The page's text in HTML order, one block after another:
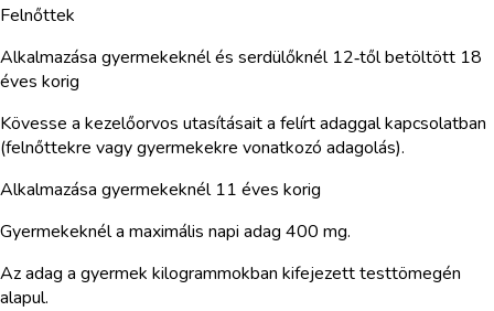
Felnőttek
Alkalmazása gyermekeknél és serdülőknél 12‑től betöltött 18
éves korig
Kövesse a kezelőorvos utasításait a felírt adaggal kapcsolatban
(felnőttekre vagy gyermekekre vonatkozó adagolás).
Alkalmazása gyermekeknél 11 éves korig
Gyermekeknél a maximális napi adag 400 mg.
Az adag a gyermek kilogrammokban kifejezett testtömegén
alapul.